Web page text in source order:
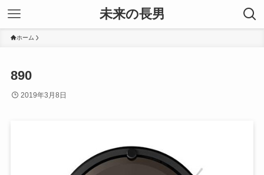
未来の長男
ホーム
890
2019年3月8日